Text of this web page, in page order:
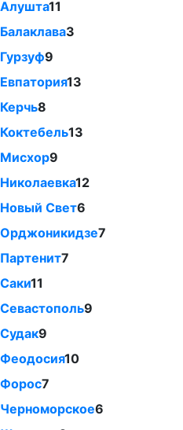
Алушта11
Балаклава3
Гурзуф9
Евпатория13
Керчь8
Коктебель13
Мисхор9
Николаевка12
Новый Свет6
Орджоникидзе7
Партенит7
Саки11
Севастополь9
Судак9
Феодосия10
Форос7
Черноморское6